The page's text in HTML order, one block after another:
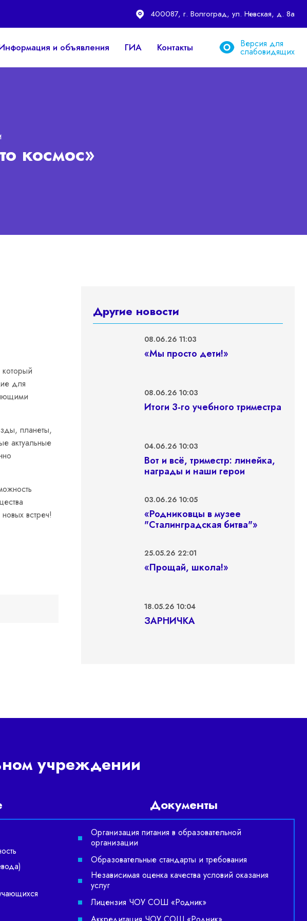
400087, г. Волгоград, ул. Невская, д. 8а
и объявления ГИА Контакты Версия для
слабовидящих
космос»
для
планеты,
актуальные
встреч!
Другие новости
08.06.26 11:03
«Мы просто дети!»
08.06.26 10:03
Итоги 3-го учебного триместра
04.06.26 10:03
Вот и всё, триместр: линейка,
награды и наши герои
03.06.26 10:05
«Родниковцы в музее
"Сталинградская битва"»
25.05.26 22:01
«Прощай, школа!»
18.05.26 10:04
ЗАРНИЧКА
учреждении
Документы
Организация питания в образовательной
организации
Образовательные стандарты и требования
Независимая оценка качества условий оказания
услуг
Лицензия ЧОУ СОШ «Родник»